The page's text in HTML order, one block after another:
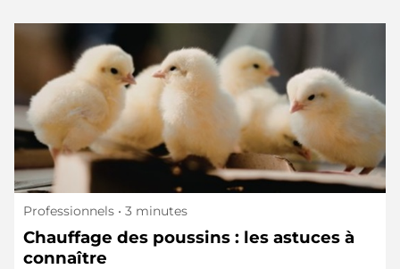
Professionnels • 3 minutes
Chauffage des poussins : les astuces à
connaître